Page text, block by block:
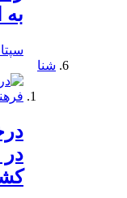
به
سپتامبر
شنا
در